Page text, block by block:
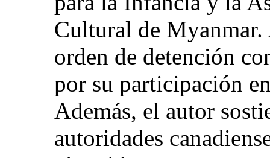
Cultural de Myanmar.
orden de detención
por su participación
Además, el autor
autoridades